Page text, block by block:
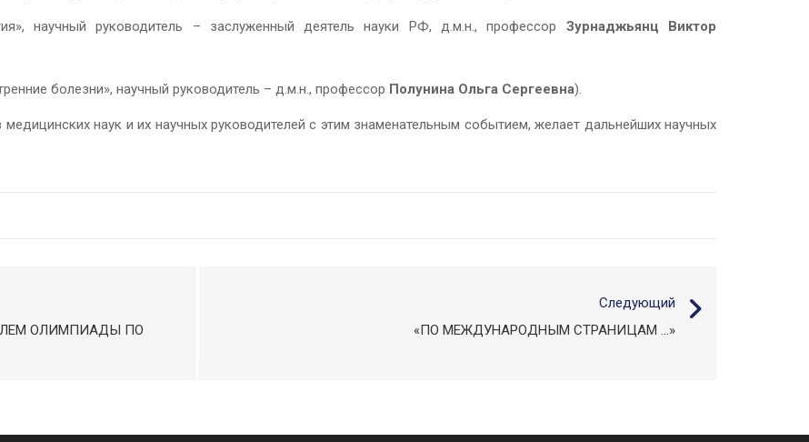
научный руководитель – заслуженный деятель науки РФ, д.м.н., профессор Зурнаджьянц Виктор
болезни», научный руководитель – д.м.н., профессор Полунина Ольга Сергеевна).
наук и их научных руководителей с этим знаменательным событием, желает дальнейших научных
ОЛИМПИАДЫ ПО
Следующий
«ПО МЕЖДУНАРОДНЫМ СТРАНИЦАМ …»